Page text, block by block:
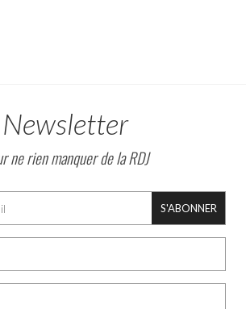
Newsletter
ne rien manquer de la RDJ
S'ABONNER